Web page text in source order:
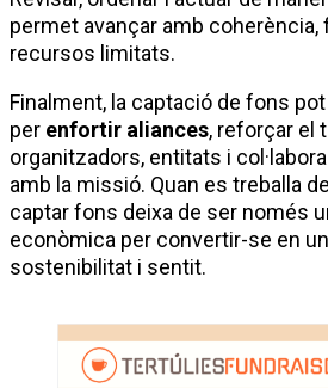
permet avançar amb coherència,
recursos limitats.
Finalment, la captació de fons
per enfortir aliances, reforçar el
organitzadors, entitats i
amb la missió. Quan es treballa
captar fons deixa de ser només
econòmica per convertir-se en
sostenibilitat i sentit.